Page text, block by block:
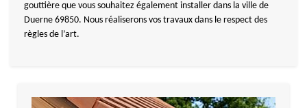
gouttière que vous souhaitez également installer dans la ville de
Duerne 69850. Nous réaliserons vos travaux dans le respect des
règles de l’art.